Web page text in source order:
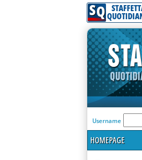
SQ
'Modulo
Username
HOMEPAGE